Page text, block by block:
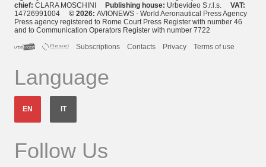
chief: CLARA MOSCHINI Publishing house: Urbevideo S.r.l.s. VAT:
14726991004 © 2026: AVIONEWS - World Aeronautical Press Agency
Press agency registered to Rome Court Press Register with number 46
and to Communication Operators Register with number 7722
Subscriptions
Contacts Privacy Terms of use
Language
EN IT
Follow Us